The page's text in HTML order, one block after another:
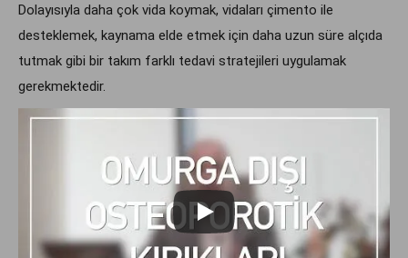
Dolayısıyla daha çok vida koymak, vidaları çimento ile
desteklemek, kaynama elde etmek için daha uzun süre alçıda
tutmak gibi bir takım farklı tedavi stratejileri uygulamak
gerekmektedir.